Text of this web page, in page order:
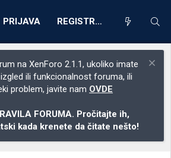
PRIJAVA REGISTRACIJA
na XenForo 2.1.1, ukoliko imate
ili funkcionalnost foruma, ili
problem, javite nam OVDE
FORUMA. Pročitajte ih,
kada krenete da čitate nešto!